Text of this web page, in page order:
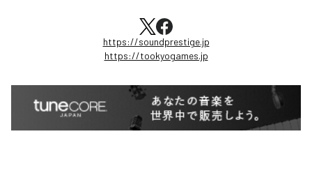
https://soundprestige.jp
https://tookyogames.jp